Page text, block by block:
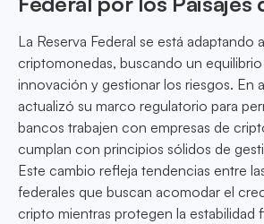
La Reserva Federal se está adaptando
criptomonedas, buscando un
innovación y gestionar los riesgos. En
actualizó su marco regulatorio para
bancos trabajen con empresas de
cumplan con principios sólidos de
Este cambio refleja tendencias entre
federales que buscan acomodar el
cripto mientras protegen la estabilidad